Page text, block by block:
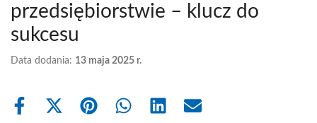
przedsiębiorstwie – klucz do
sukcesu
Data dodania: 13 maja 2025 r.
Share
Share Share Share Share Share